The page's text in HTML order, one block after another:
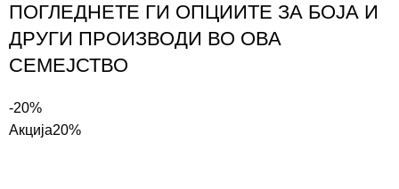
ПОГЛЕДНЕТЕ ГИ ОПЦИИТЕ ЗА БОЈА И
ДРУГИ ПРОИЗВОДИ ВО ОВА
СЕМЕЈСТВО
-20%
Акција20%